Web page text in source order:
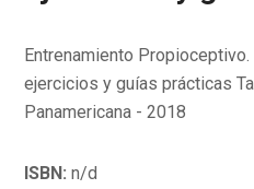
Entrenamiento
ejercicios y guías prácticas
Panamericana - 2018
ISBN: n/d